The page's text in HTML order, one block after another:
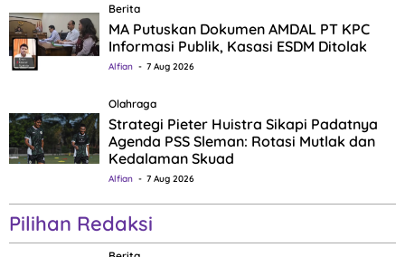
Berita
MA Putuskan Dokumen AMDAL PT KPC
Informasi Publik, Kasasi ESDM Ditolak
Alfian 7 Aug 2026
Olahraga
Strategi Pieter Huistra Sikapi Padatnya
Agenda PSS Sleman: Rotasi Mutlak dan
Kedalaman Skuad
Alfian 7 Aug 2026
Pilihan Redaksi